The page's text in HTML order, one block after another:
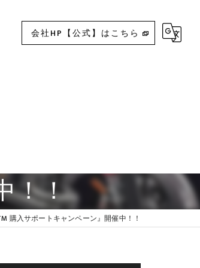
会社HP【公式】はこちら
！！
購入サポートキャンペーン』開催中！！